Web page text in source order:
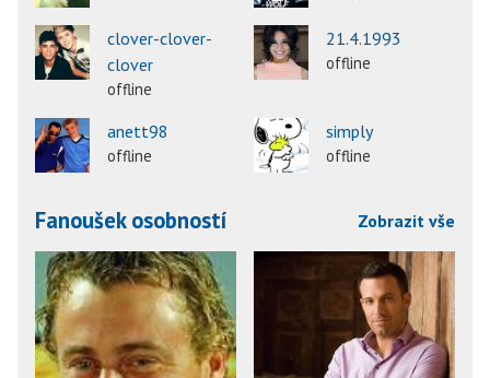
clover-clover-
clover
offline
21.4.1993
offline
anett98
offline
simply
offline
Fanoušek osobností Zobrazit vše